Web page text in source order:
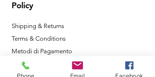
Policy
Shipping & Returns
Terms & Conditions
Metodi di Pagamento
Phone Email Facebook